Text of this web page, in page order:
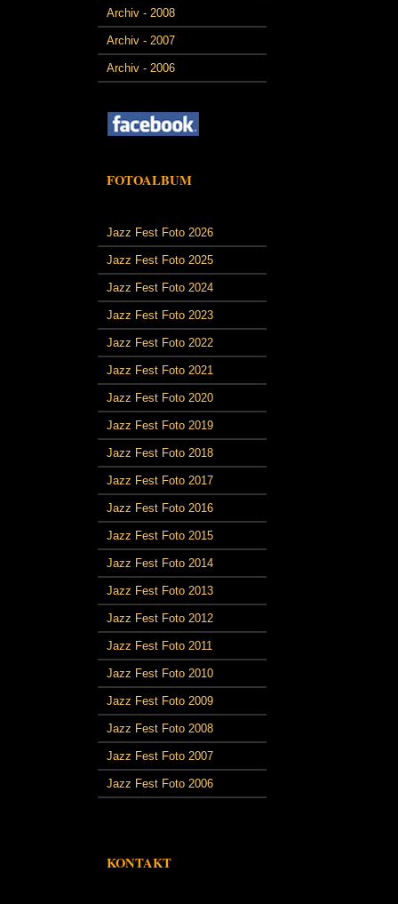
Archiv - 2008
Archiv - 2007
Archiv - 2006
FOTOALBUM
Jazz Fest Foto 2026
Jazz Fest Foto 2025
Jazz Fest Foto 2024
Jazz Fest Foto 2023
Jazz Fest Foto 2022
Jazz Fest Foto 2021
Jazz Fest Foto 2020
Jazz Fest Foto 2019
Jazz Fest Foto 2018
Jazz Fest Foto 2017
Jazz Fest Foto 2016
Jazz Fest Foto 2015
Jazz Fest Foto 2014
Jazz Fest Foto 2013
Jazz Fest Foto 2012
Jazz Fest Foto 2011
Jazz Fest Foto 2010
Jazz Fest Foto 2009
Jazz Fest Foto 2008
Jazz Fest Foto 2007
Jazz Fest Foto 2006
KONTAKT